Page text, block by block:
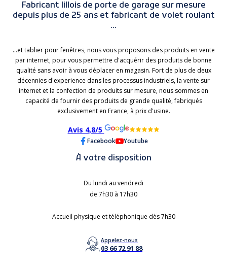
Fabricant lillois de porte de garage sur mesure
depuis plus de 25 ans et fabricant de volet roulant
...
...et tablier pour fenêtres, nous vous proposons des produits en vente
par internet, pour vous permettre d'acquérir des produits de bonne
qualité sans avoir à vous déplacer en magasin. Fort de plus de deux
décennies d'experience dans les processus industriels, la vente sur
internet et la confection de produits sur mesure, nous sommes en
capacité de fournir des produits de grande qualité, fabriqués
exclusivement en France, à prix d'usine.
Avis 4,8/5
Facebook Youtube
À votre disposition
Du lundi au vendredi
de 7h30 à 17h30
Accueil physique et téléphonique dès 7h30
Appelez-nous
03 66 72 91 88